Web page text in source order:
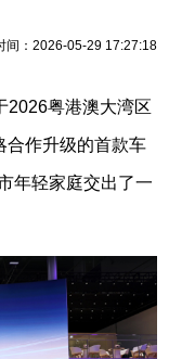
间：2026-05-29 17:27:18
2026粤港澳大湾区
合作升级的首款车
年轻家庭交出了一